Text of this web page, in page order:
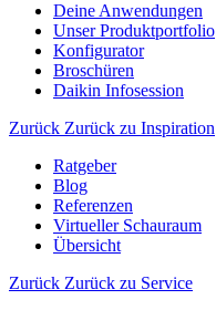
Deine Anwendungen
Unser Produktportfolio
Konfigurator
Broschüren
Daikin Infosession
Zurück Zurück zu Inspiration
Ratgeber
Blog
Referenzen
Virtueller Schauraum
Übersicht
Zurück Zurück zu Service